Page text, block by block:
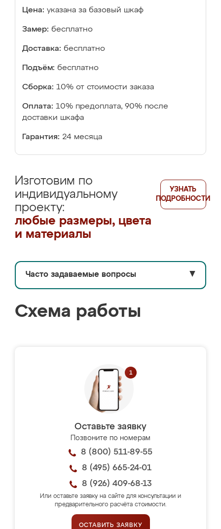
Цена: указана за базовый шкаф
Замер: бесплатно
Доставка: бесплатно
Подъём: бесплатно
Сборка: 10% от стоимости заказа
Оплата: 10% предоплата, 90% после
доставки шкафа
Гарантия: 24 месяца
Изготовим по
индивидуальному
проекту:
любые размеры, цвета
и материалы
УЗНАТЬ
ПОДРОБНОСТИ
Часто задаваемые вопросы ▼
Схема работы
Оставьте заявку
Позвоните по номерам
8 (800) 511-89-55
8 (495) 665-24-01
8 (926) 409-68-13
Или оставьте заявку на сайте для консультации и
предварительного расчёта стоимости.
ОСТАВИТЬ ЗАЯВКУ